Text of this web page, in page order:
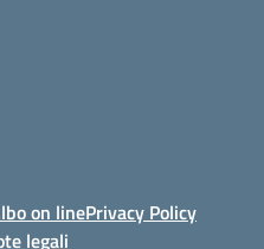
on linePrivacy Policy
legali